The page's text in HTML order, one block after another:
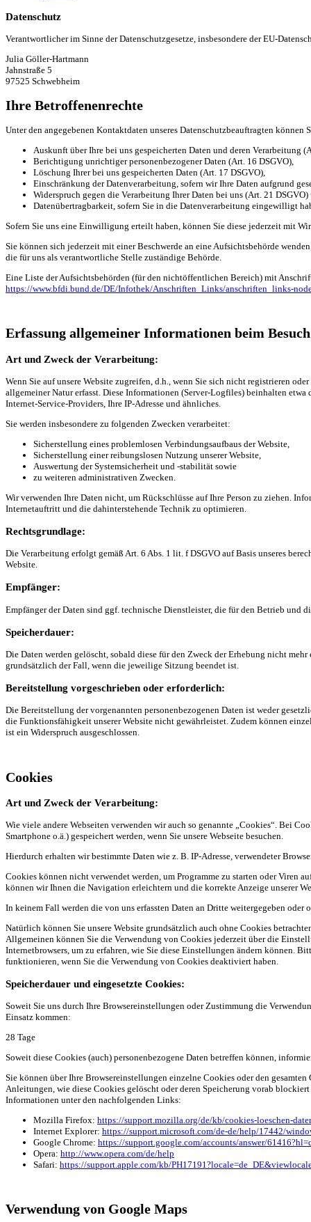
Datenschutz
Verantwortlicher im Sinne der Datenschutzgesetze, insbesondere der EU-
Julia Göller-Hartmann
Jahnstraße 5
97525 Schwebheim
Ihre Betroffenenrechte
Unter den angegebenen Kontaktdaten unseres Datenschutzbeauftragten können
Auskunft über Ihre bei uns gespeicherten Daten und deren Verarbeitung
Berichtigung unrichtiger personenbezogener Daten (Art. 16 DSGVO),
Löschung Ihrer bei uns gespeicherten Daten (Art. 17 DSGVO),
Einschränkung der Datenverarbeitung, sofern wir Ihre Daten aufgrund
Widerspruch gegen die Verarbeitung Ihrer Daten bei uns (Art. 21 DSGVO)
Datenübertragbarkeit, sofern Sie in die Datenverarbeitung eingewilligt
Sofern Sie uns eine Einwilligung erteilt haben, können Sie diese jederzeit mit
Sie können sich jederzeit mit einer Beschwerde an eine Aufsichtsbehörde
die für uns als verantwortliche Stelle zuständige Behörde.
Eine Liste der Aufsichtsbehörden (für den nichtöffentlichen Bereich) mit
https://www.bfdi.bund.de/DE/Infothek/Anschriften_Links/anschriften_links-
Erfassung allgemeiner Informationen beim
Art und Zweck der Verarbeitung:
Wenn Sie auf unsere Website zugreifen, d.h., wenn Sie sich nicht registrieren
allgemeiner Natur erfasst. Diese Informationen (Server-Logfiles) beinhalten etwa
Internet-Service-Providers, Ihre IP-Adresse und ähnliches.
Sie werden insbesondere zu folgenden Zwecken verarbeitet:
Sicherstellung eines problemlosen Verbindungsaufbaus der Website,
Sicherstellung einer reibungslosen Nutzung unserer Website,
Auswertung der Systemsicherheit und -stabilität sowie
zu weiteren administrativen Zwecken.
Wir verwenden Ihre Daten nicht, um Rückschlüsse auf Ihre Person zu ziehen.
Internetauftritt und die dahinterstehende Technik zu optimieren.
Rechtsgrundlage:
Die Verarbeitung erfolgt gemäß Art. 6 Abs. 1 lit. f DSGVO auf Basis unseres
Website.
Empfänger:
Empfänger der Daten sind ggf. technische Dienstleister, die für den Betrieb und
Speicherdauer:
Die Daten werden gelöscht, sobald diese für den Zweck der Erhebung nicht
grundsätzlich der Fall, wenn die jeweilige Sitzung beendet ist.
Bereitstellung vorgeschrieben oder erforderlich:
Die Bereitstellung der vorgenannten personenbezogenen Daten ist weder
die Funktionsfähigkeit unserer Website nicht gewährleistet. Zudem können
ist ein Widerspruch ausgeschlossen.
Cookies
Art und Zweck der Verarbeitung:
Wie viele andere Webseiten verwenden wir auch so genannte „Cookies“. Bei
Smartphone o.ä.) gespeichert werden, wenn Sie unsere Webseite besuchen.
Hierdurch erhalten wir bestimmte Daten wie z. B. IP-Adresse, verwendeter
Cookies können nicht verwendet werden, um Programme zu starten oder Viren
können wir Ihnen die Navigation erleichtern und die korrekte Anzeige unserer
In keinem Fall werden die von uns erfassten Daten an Dritte weitergegeben
Natürlich können Sie unsere Website grundsätzlich auch ohne Cookies
Allgemeinen können Sie die Verwendung von Cookies jederzeit über die
Internetbrowsers, um zu erfahren, wie Sie diese Einstellungen ändern können.
funktionieren, wenn Sie die Verwendung von Cookies deaktiviert haben.
Speicherdauer und eingesetzte Cookies:
Soweit Sie uns durch Ihre Browsereinstellungen oder Zustimmung die
Einsatz kommen:
28 Tage
Soweit diese Cookies (auch) personenbezogene Daten betreffen können,
Sie können über Ihre Browsereinstellungen einzelne Cookies oder den
Anleitungen, wie diese Cookies gelöscht oder deren Speicherung vorab
Informationen unter den nachfolgenden Links:
Mozilla Firefox: https://support.mozilla.org/de/kb/cookies-loeschen-
Internet Explorer: https://support.microsoft.com/de-de/help/17442/
Google Chrome: https://support.google.com/accounts/answer/
Opera: http://www.opera.com/de/help
Safari: https://support.apple.com/kb/
Verwendung von Google Maps